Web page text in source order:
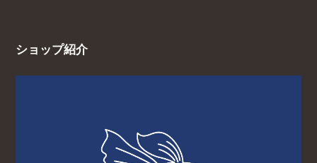
ショップ紹介